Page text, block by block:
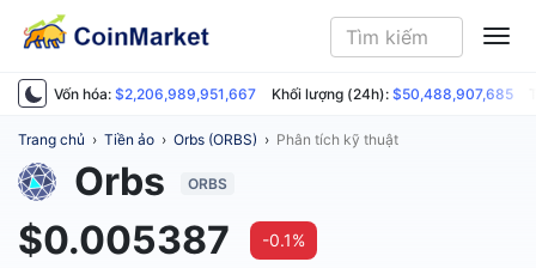
Vốn hóa: $2,206,989,951,667 Khối lượng (24h): $50,488,907,685
Trang chủ › Tiền ảo › Orbs (ORBS) › Phân tích kỹ thuật
Orbs ORBS
$0.005387
-0.1%